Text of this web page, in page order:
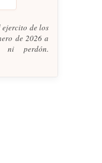
de los
de 2026 a
perdón.